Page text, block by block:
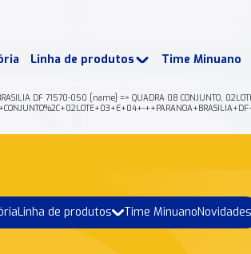
Linha de produtos Time Minuano
DF 71570-050 [name] => QUADRA 08 CONJUNTO,
Linha de produtos Time MinuanoNovidades